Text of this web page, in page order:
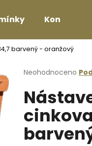
Kontakty
barvený - oranžový
Průměrné
produktu
je
z
5
hvězdiček.
Neohodnoceno